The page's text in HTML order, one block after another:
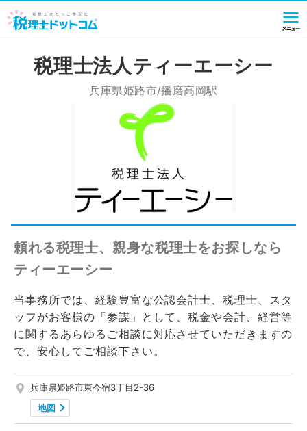
税理士法人ティーエーシー
兵庫県姫路市/播磨高岡駅
頼れる税理士、親身な税理士をお探しなら
ティーエーシー
当事務所では、経験豊富な公認会計士、税理士、スタ
ッフがお客様の「参謀」として、税金や会計、経営等
に関するあらゆるご相談に対応させていただきますの
で、安心してご相談下さい。
兵庫県姫路市東今宿3丁目2-36
地図